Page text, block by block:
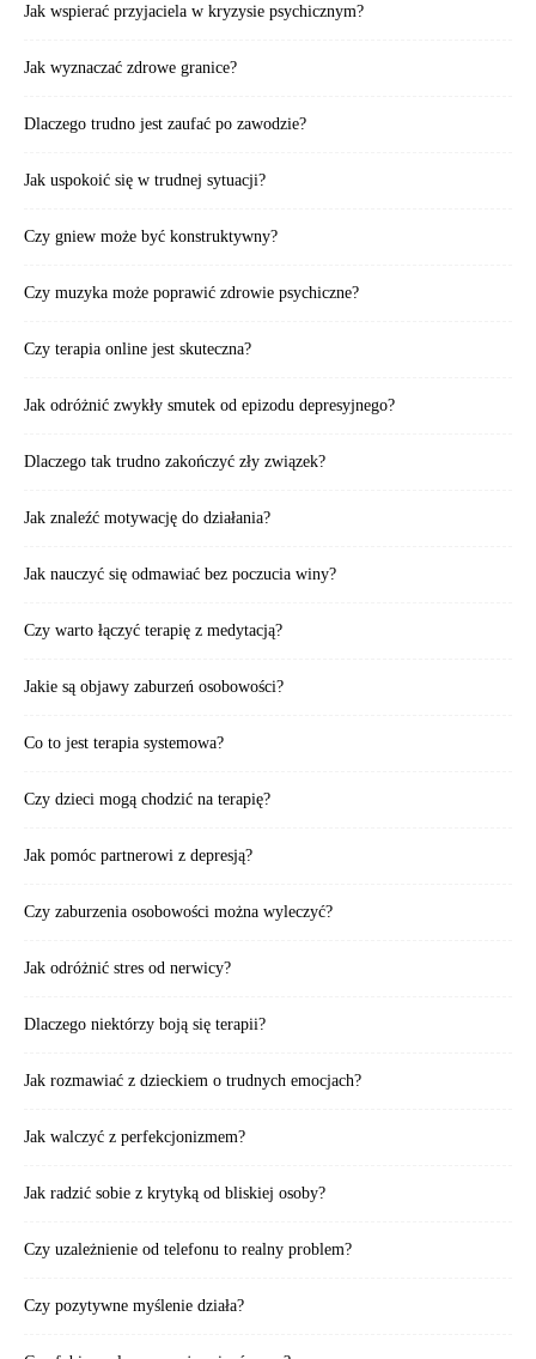
Jak wspierać przyjaciela w kryzysie psychicznym?
Jak wyznaczać zdrowe granice?
Dlaczego trudno jest zaufać po zawodzie?
Jak uspokoić się w trudnej sytuacji?
Czy gniew może być konstruktywny?
Czy muzyka może poprawić zdrowie psychiczne?
Czy terapia online jest skuteczna?
Jak odróżnić zwykły smutek od epizodu depresyjnego?
Dlaczego tak trudno zakończyć zły związek?
Jak znaleźć motywację do działania?
Jak nauczyć się odmawiać bez poczucia winy?
Czy warto łączyć terapię z medytacją?
Jakie są objawy zaburzeń osobowości?
Co to jest terapia systemowa?
Czy dzieci mogą chodzić na terapię?
Jak pomóc partnerowi z depresją?
Czy zaburzenia osobowości można wyleczyć?
Jak odróżnić stres od nerwicy?
Dlaczego niektórzy boją się terapii?
Jak rozmawiać z dzieckiem o trudnych emocjach?
Jak walczyć z perfekcjonizmem?
Jak radzić sobie z krytyką od bliskiej osoby?
Czy uzależnienie od telefonu to realny problem?
Czy pozytywne myślenie działa?